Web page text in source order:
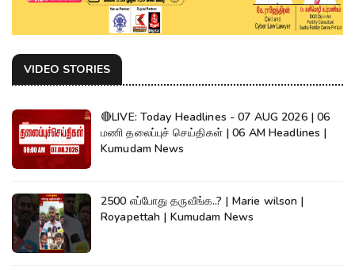
VIDEO STORIES
🔴LIVE: Today Headlines - 07 AUG 2026 | 06
மணி தலைப்புச் செய்திகள் | 06 AM Headlines |
Kumudam News
2500 எப்போது தருவீங்க..? | Marie wilson |
Royapettah | Kumudam News